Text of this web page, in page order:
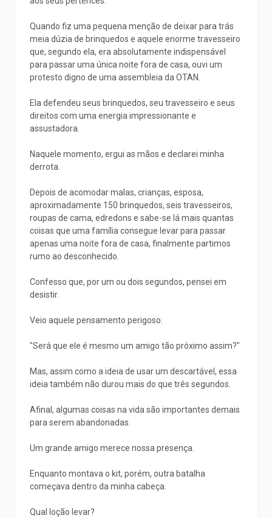
Quando fiz uma pequena menção de deixar para trás
meia dúzia de brinquedos e aquele enorme travesseiro
que, segundo ela, era absolutamente indispensável
para passar uma única noite fora de casa, ouvi um
protesto digno de uma assembleia da OTAN.
Ela defendeu seus brinquedos, seu travesseiro e seus
direitos com uma energia impressionante e
assustadora.
Naquele momento, ergui as mãos e declarei minha
derrota.
Depois de acomodar malas, crianças, esposa,
aproximadamente 150 brinquedos, seis travesseiros,
roupas de cama, edredons e sabe-se lá mais quantas
coisas que uma família consegue levar para passar
apenas uma noite fora de casa, finalmente partimos
rumo ao desconhecido.
Confesso que, por um ou dois segundos, pensei em
desistir.
Veio aquele pensamento perigoso:
"Será que ele é mesmo um amigo tão próximo assim?"
Mas, assim como a ideia de usar um descartável, essa
ideia também não durou mais do que três segundos.
Afinal, algumas coisas na vida são importantes demais
para serem abandonadas.
Um grande amigo merece nossa presença.
Enquanto montava o kit, porém, outra batalha
começava dentro da minha cabeça.
Qual loção levar?